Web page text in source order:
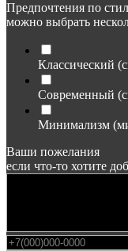
Предпочтения по
можно выбрать
Классический
Современный
Минимализм
Ваши пожелания
если что-то хотите